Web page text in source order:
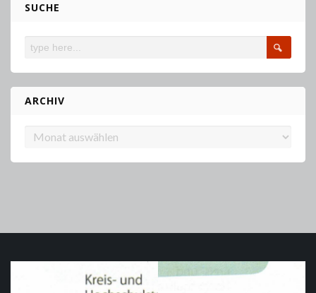
SUCHE
ARCHIV
Archiv